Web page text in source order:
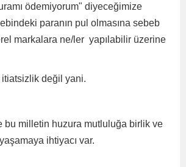
ödemiyorum" diyeceğimize
paranın pul olmasına sebeb
markalara ne/ler yapılabilir üzerine
değil yani.
bu milletin huzura mutluluğa birlik ve
ihtiyacı var.